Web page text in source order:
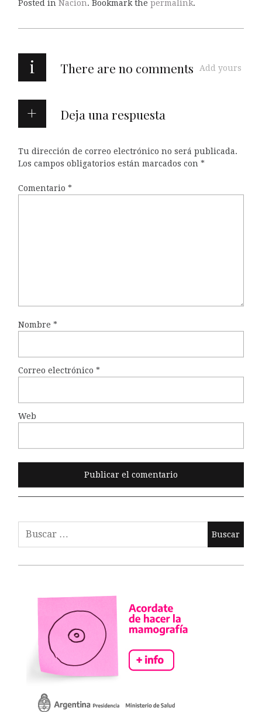
Posted in Nacion. Bookmark the permalink.
i There are no comments Add yours
Deja una respuesta
Tu dirección de correo electrónico no será publicada.
Los campos obligatorios están marcados con *
Comentario *
Nombre *
Correo electrónico *
Web